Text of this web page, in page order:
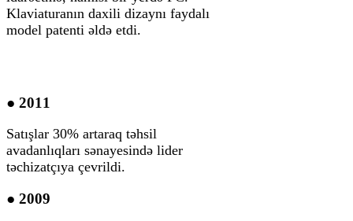
Klaviaturanın daxili dizaynı faydalı
model patenti əldə etdi.
● 2011
Satışlar 30% artaraq təhsil
avadanlıqları sənayesində lider
təchizatçıya çevrildi.
● 2009